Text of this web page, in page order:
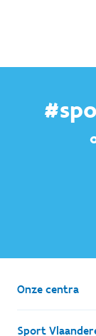
Onze centra
Sport